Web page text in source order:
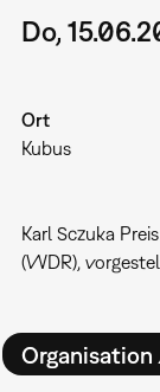
Do,
Ort
Kubus
Karl Sczuka
(WDR),